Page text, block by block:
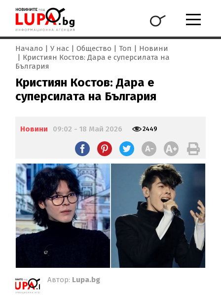
Начало У нас Общество Топ
Новини
Кристиян Костов: Дара е суперсилата на
България
Кристиян Костов: Дара е
суперсилата на България
Новини 09:02 - 18 Май 2026 2449
Автор: Lupa.bg